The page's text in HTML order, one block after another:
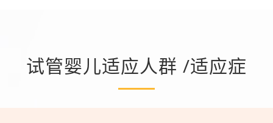
试管婴儿适应人群 /适应症